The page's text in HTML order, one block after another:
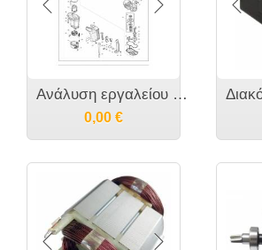
Ανάλυση εργαλείου MAKITA HR4002
0,00 €